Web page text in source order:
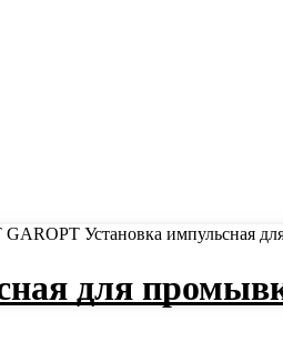
GAROPT Установка импульсная
для